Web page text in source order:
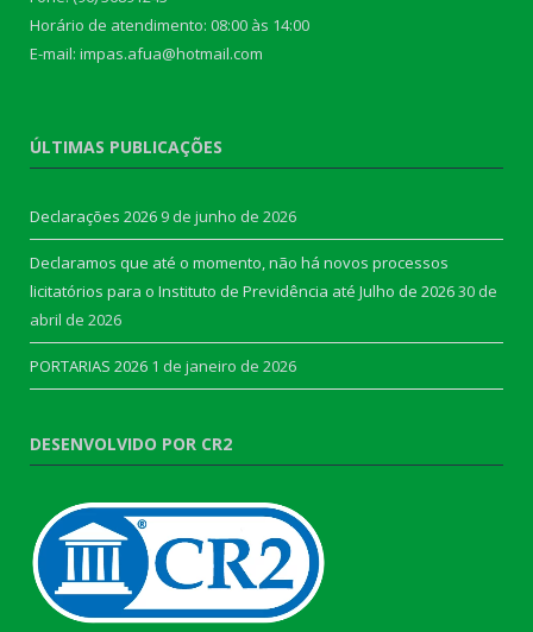
Horário de atendimento: 08:00 às 14:00
E-mail: impas.afua@hotmail.com
ÚLTIMAS PUBLICAÇÕES
Declarações 2026 9 de junho de 2026
Declaramos que até o momento, não há novos processos
licitatórios para o Instituto de Previdência até Julho de 202630 de
abril de 2026
PORTARIAS 2026 1 de janeiro de 2026
DESENVOLVIDO POR CR2